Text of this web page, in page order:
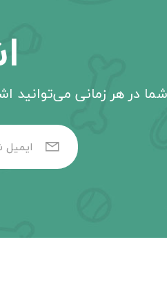
شما در هر زمانی می‌توانید